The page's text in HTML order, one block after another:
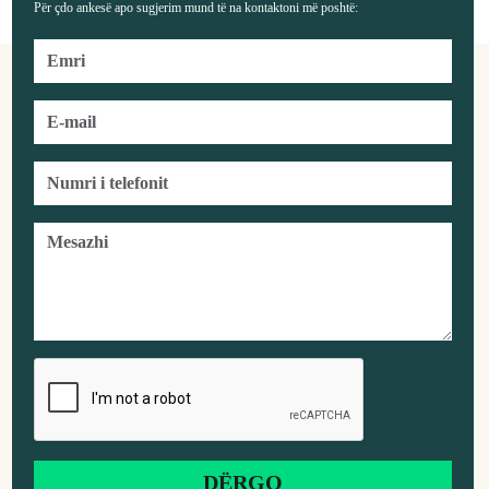
Për çdo ankesë apo sugjerim mund të na kontaktoni më poshtë: